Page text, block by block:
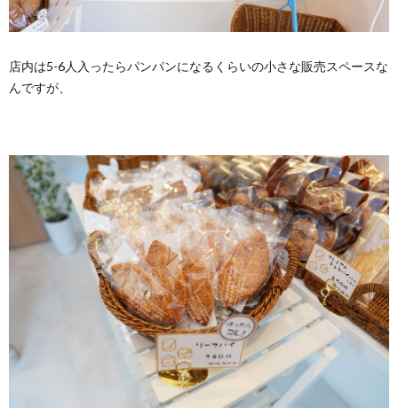
店内は5-6人入ったらパンパンになるくらいの小さな販売スペースな
んですが、